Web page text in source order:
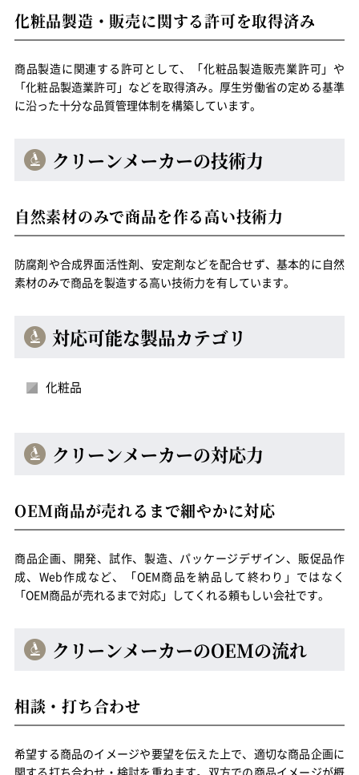
化粧品製造・販売に関する許可を取得済み
商品製造に関連する許可として、「化粧品製造販売業許可」や
「化粧品製造業許可」などを取得済み。厚生労働省の定める基準
に沿った十分な品質管理体制を構築しています。
クリーンメーカーの技術力
自然素材のみで商品を作る高い技術力
防腐剤や合成界面活性剤、安定剤などを配合せず、基本的に自然
素材のみで商品を製造する高い技術力を有しています。
対応可能な製品カテゴリ
化粧品
クリーンメーカーの対応力
OEM商品が売れるまで細やかに対応
商品企画、開発、試作、製造、パッケージデザイン、販促品作
成、Web作成など、「OEM商品を納品して終わり」ではなく
「OEM商品が売れるまで対応」してくれる頼もしい会社です。
クリーンメーカーのOEMの流れ
相談・打ち合わせ
希望する商品のイメージや要望を伝えた上で、適切な商品企画に
関する打ち合わせ・検討を重ねます。双方での商品イメージが概